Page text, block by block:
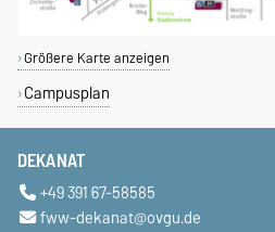
Größere Karte anzeigen
Campusplan
DEKANAT
+49 391 67-58585
fww-dekanat@ovgu.de